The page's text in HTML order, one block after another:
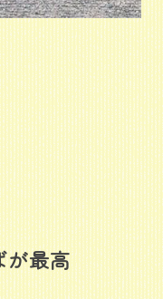
が最高